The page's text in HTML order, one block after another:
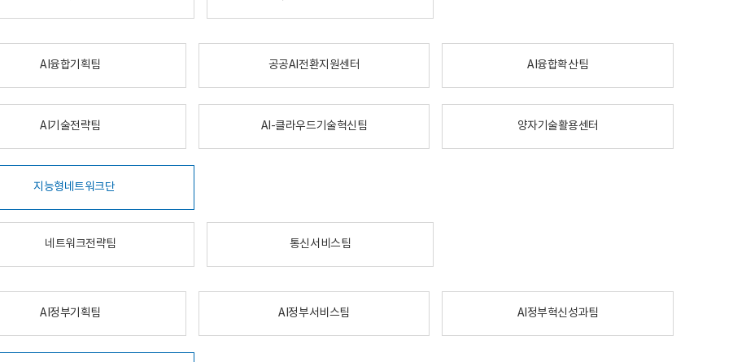
AI융합기획팀 공공AI전환지원센터 AI융합확산팀
AI기술전략팀 AI-클라우드기술혁신팀 양자기술활용센터
지능형네트워크단
네트워크전략팀 통신서비스팀
AI정부기획팀 AI정부서비스팀 AI정부혁신성과팀